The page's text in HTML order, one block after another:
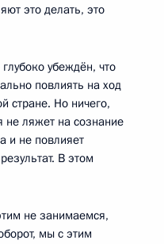
это делать, это
убеждён, что
повлиять на ход
стране. Но ничего,
ляжет на сознание
и не повлияет
В этом
не занимаемся,
мы с этим